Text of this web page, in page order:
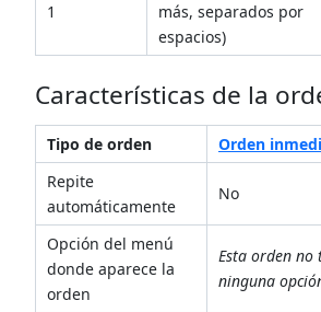
1
más, separados por
espacios)
Características de la
Tipo de orden
Orden
Repite
automáticamente
No
Opción del menú
donde aparece la
orden
Esta orden no
ninguna